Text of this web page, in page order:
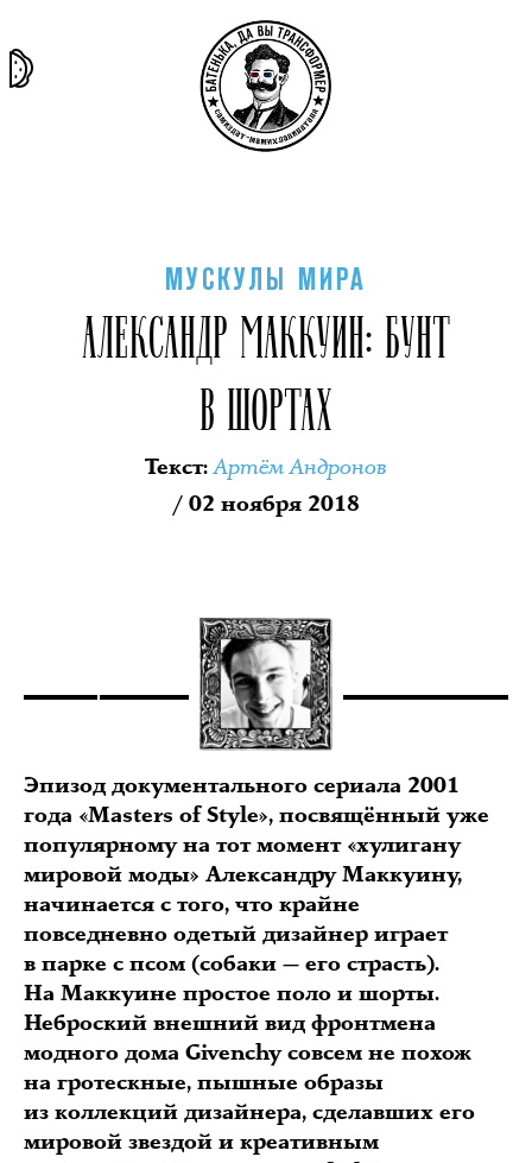
МУСКУЛЫ МИРА
АЛЕКСАНДР МАККУИН: БУНТ
В ШОРТАХ
Текст:Артём Андронов
/ 02 ноября 2018
Эпизод документального сериала 2001
года «Masters of Style», посвящённый уже
популярному на тот момент «хулигану
мировой моды» Александру Маккуину,
начинается с того, что крайне
повседневно одетый дизайнер играет
в парке с псом (собаки — его страсть).
На Маккуине простое поло и шорты.
Неброский внешний вид фронтмена
модного дома Givenchy совсем не похож
на гротескные, пышные образы
из коллекций дизайнера, сделавших его
мировой звездой и креативным